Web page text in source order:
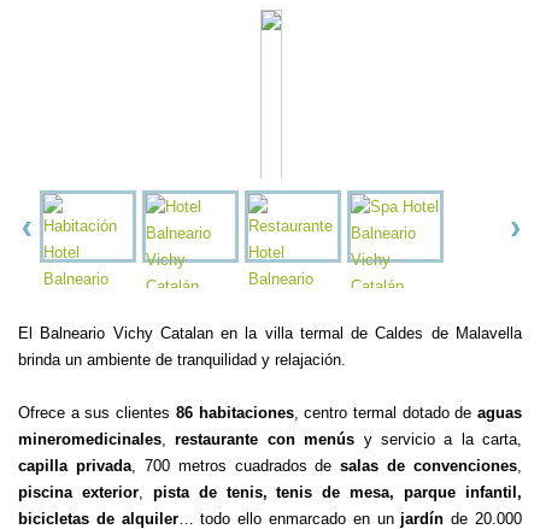
El Balneario Vichy Catalan en la villa termal de Caldes de Malavella
brinda un ambiente de tranquilidad y relajación.
Ofrece a sus clientes 86 habitaciones, centro termal dotado deaguas
mineromedicinales,restaurante con menús y servicio a la carta,
capilla privada, 700 metros cuadrados desalas de convenciones,
piscina exterior, pista de tenis, tenis de mesa, parque infantil,
bicicletas de alquiler… todo ello enmarcado en unjardín de 20.000